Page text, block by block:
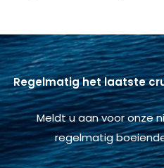
Regelmatig het laatste
Meldt u aan voor onze
regelmatig